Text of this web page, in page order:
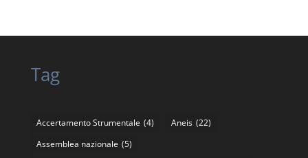
Tag
Accertamento Strumentale (4) Aneis (22)
Assemblea nazionale (5)